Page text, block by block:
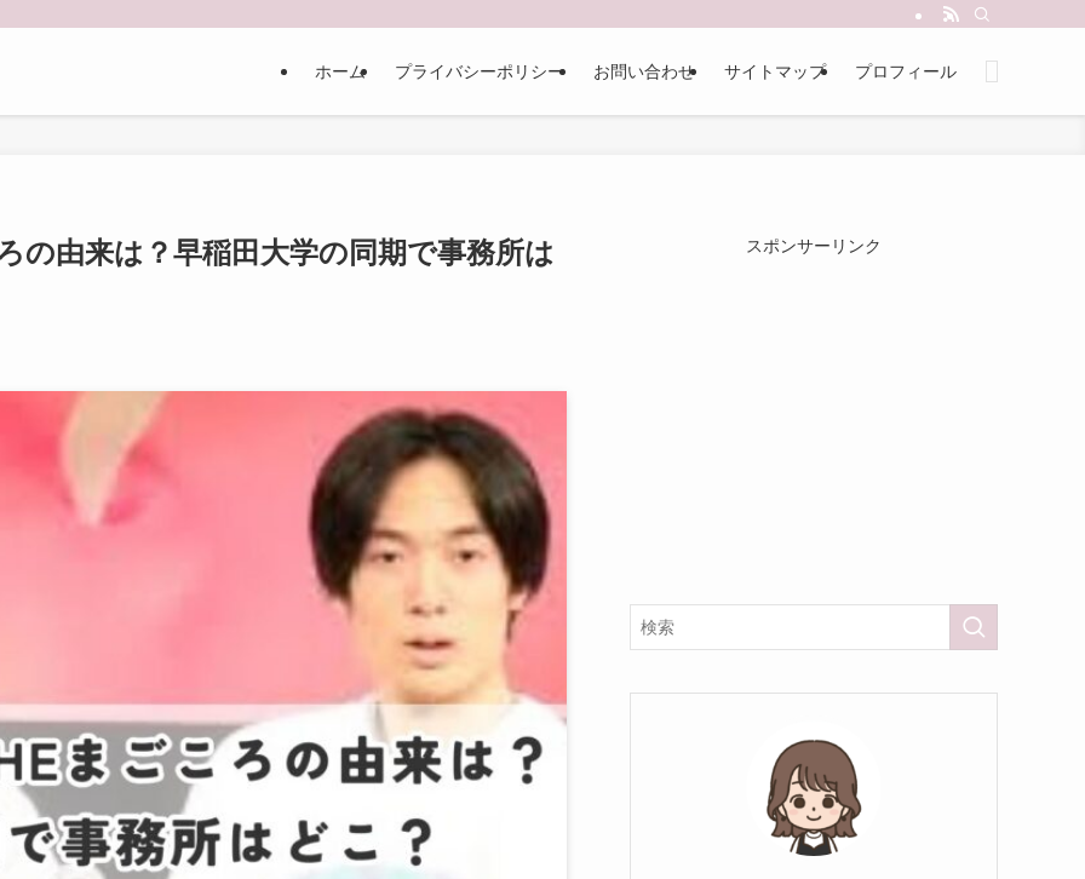
ホーム プライバシーポリシー お問い合わせ サイトマップ プロフィール
の由来は？早稲田大学の同期で事務所は スポンサーリンク